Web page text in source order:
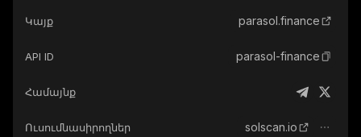
Կայք parasol.finance
API ID parasol-finance
Համայնք
Ուսումնասիրողներ solscan.io